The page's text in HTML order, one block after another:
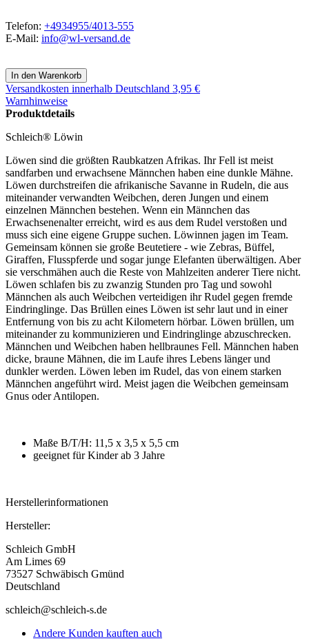
Telefon: +4934955/4013-555
E-Mail: info@wl-versand.de
Versandkosten innerhalb Deutschland 3,95 €
Warnhinweise
Produktdetails
Schleich® Löwin
Löwen sind die größten Raubkatzen Afrikas. Ihr Fell ist meist
sandfarben und erwachsene Männchen haben eine dunkle Mähne.
Löwen durchstreifen die afrikanische Savanne in Rudeln, die aus
miteinander verwandten Weibchen, deren Jungen und einem
einzelnen Männchen bestehen. Wenn ein Männchen das
Erwachsenenalter erreicht, wird es aus dem Rudel verstoßen und
muss sich eine eigene Gruppe suchen. Löwinnen jagen im Team.
Gemeinsam können sie große Beutetiere - wie Zebras, Büffel,
Giraffen, Flusspferde und sogar junge Elefanten überwältigen. Aber
sie verschmähen auch die Reste von Mahlzeiten anderer Tiere nicht.
Löwen schlafen bis zu zwanzig Stunden pro Tag und sowohl
Männchen als auch Weibchen verteidigen ihr Rudel gegen fremde
Eindringlinge. Das Brüllen eines Löwen ist sehr laut und in einer
Entfernung von bis zu acht Kilometern hörbar. Löwen brüllen, um
miteinander zu kommunizieren und Eindringlinge abzuschrecken.
Männchen und Weibchen haben hellbraunes Fell. Männchen haben
dicke, braune Mähnen, die im Laufe ihres Lebens länger und
dunkler werden. Löwen leben im Rudel, das von einem starken
Männchen angeführt wird. Meist jagen die Weibchen gemeinsam
Gnus oder Antilopen.
Maße B/T/H: 11,5 x 3,5 x 5,5 cm
geeignet für Kinder ab 3 Jahre
Herstellerinformationen
Hersteller:
Schleich GmbH
Am Limes 69
73527 Schwäbisch Gmünd
Deutschland
schleich@schleich-s.de
Andere Kunden kauften auch